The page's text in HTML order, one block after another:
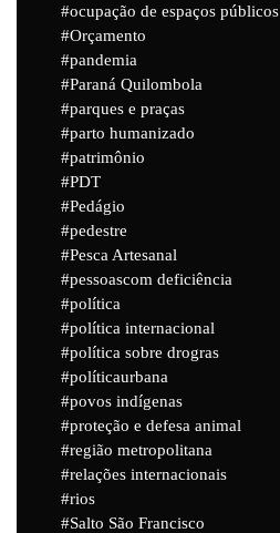
ocupação de espaços públicos
Orçamento
pandemia
Paraná Quilombola
parques e praças
parto humanizado
patrimônio
PDT
Pedágio
pedestre
Pesca Artesanal
pessoascom deficiência
política
política internacional
política sobre drogras
políticaurbana
povos indígenas
proteção e defesa animal
região metropolitana
relações internacionais
rios
Salto São Francisco